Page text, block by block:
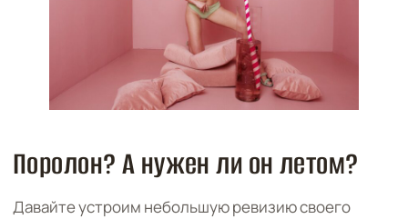
Поролон? А нужен ли он летом?
Давайте устроим небольшую ревизию своего